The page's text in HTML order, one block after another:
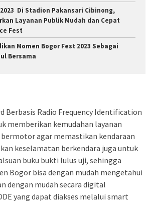
Di Stadion Pakansari Cibinong,
Layanan Publik Mudah dan Cepat
Fest
Momen Bogor Fest 2023 Sebagai
Bersama
Berbasis Radio Frequency Identification
memberikan kemudahan layanan
agar memastikan kendaraan
keselamatan berkendara juga untuk
buku bukti lulus uji, sehingga
Bogor bisa dengan mudah mengetahui
dengan mudah secara digital
yang dapat diakses melalui smart